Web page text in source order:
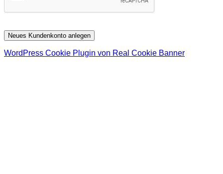
Neues Kundenkonto anlegen
WordPress Cookie Plugin von Real Cookie Banner